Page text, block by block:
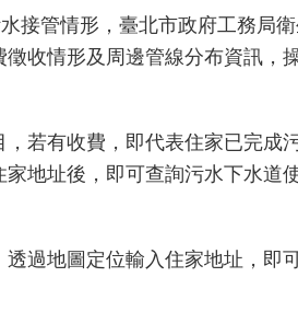
接管情形，臺北市政府工務局
收情形及周邊管線分布資訊，
若有收費，即代表住家已完成
地址後，即可查詢污水下水道
過地圖定位輸入住家地址，即